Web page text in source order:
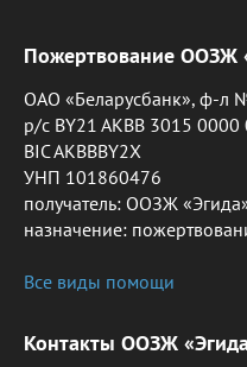
Пожертвование ООЗЖ
ОАО «Беларусбанк», ф-л
р/с BY21 AKBB 3015
BIC AKBBBY2X
УНП 101860476
получатель: ООЗЖ
назначение:
Все виды помощи
Контакты ООЗЖ